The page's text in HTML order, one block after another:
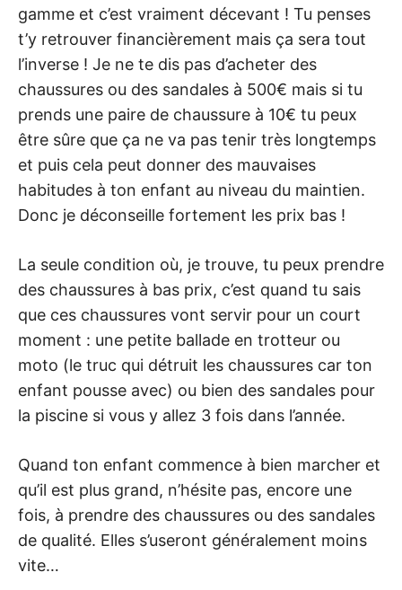
gamme et c’est vraiment décevant ! Tu penses
t’y retrouver financièrement mais ça sera tout
l’inverse ! Je ne te dis pas d’acheter des
chaussures ou des sandales à 500€ mais si tu
prends une paire de chaussure à 10€ tu peux
être sûre que ça ne va pas tenir très longtemps
et puis cela peut donner des mauvaises
habitudes à ton enfant au niveau du maintien.
Donc je déconseille fortement les prix bas !
La seule condition où, je trouve, tu peux prendre
des chaussures à bas prix, c’est quand tu sais
que ces chaussures vont servir pour un court
moment : une petite ballade en trotteur ou
moto (le truc qui détruit les chaussures car ton
enfant pousse avec) ou bien des sandales pour
la piscine si vous y allez 3 fois dans l’année.
Quand ton enfant commence à bien marcher et
qu’il est plus grand, n’hésite pas, encore une
fois, à prendre des chaussures ou des sandales
de qualité. Elles s’useront généralement moins
vite…